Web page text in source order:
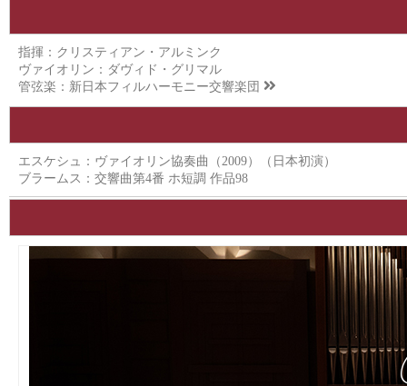
指揮：クリスティアン・アルミンク
ヴァイオリン：ダヴィド・グリマル
管弦楽： 新日本フィルハーモニー交響楽団
エスケシュ：ヴァイオリン協奏曲（2009）（日本初演）
ブラームス：交響曲第4番 ホ短調 作品98